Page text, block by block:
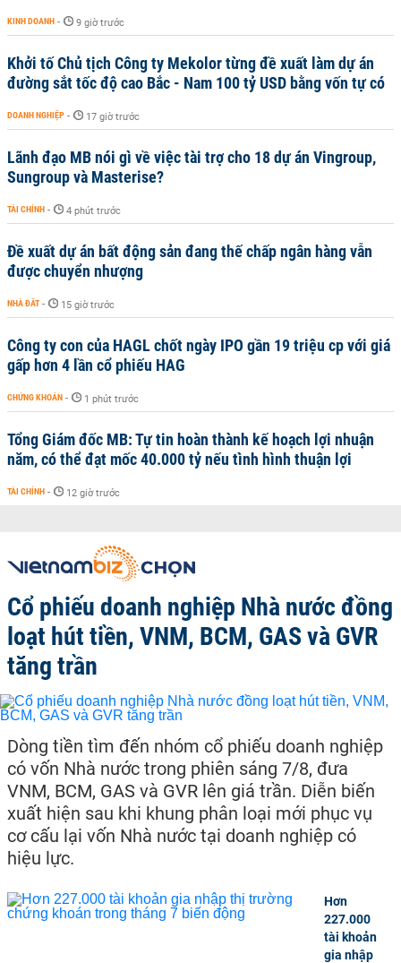
KINH DOANH - 9 giờ trước
Khởi tố Chủ tịch Công ty Mekolor từng đề xuất làm dự án
đường sắt tốc độ cao Bắc - Nam 100 tỷ USD bằng vốn tự có
DOANH NGHIỆP - 17 giờ trước
Lãnh đạo MB nói gì về việc tài trợ cho 18 dự án Vingroup,
Sungroup và Masterise?
TÀI CHÍNH - 4 phút trước
Đề xuất dự án bất động sản đang thế chấp ngân hàng vẫn
được chuyển nhượng
NHÀ ĐẤT - 15 giờ trước
Công ty con của HAGL chốt ngày IPO gần 19 triệu cp với giá
gấp hơn 4 lần cổ phiếu HAG
CHỨNG KHOÁN - 1 phút trước
Tổng Giám đốc MB: Tự tin hoàn thành kế hoạch lợi nhuận
năm, có thể đạt mốc 40.000 tỷ nếu tình hình thuận lợi
TÀI CHÍNH - 12 giờ trước
Cổ phiếu doanh nghiệp Nhà nước đồng
loạt hút tiền, VNM, BCM, GAS và GVR
tăng trần
Dòng tiền tìm đến nhóm cổ phiếu doanh nghiệp
có vốn Nhà nước trong phiên sáng 7/8, đưa
VNM, BCM, GAS và GVR lên giá trần. Diễn biến
xuất hiện sau khi khung phân loại mới phục vụ
cơ cấu lại vốn Nhà nước tại doanh nghiệp có
hiệu lực.
Hơn
227.000
tài khoản
gia nhập